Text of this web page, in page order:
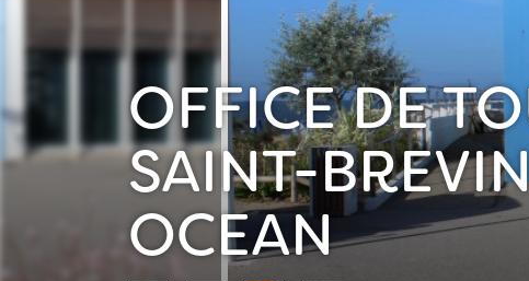
OFFICE DE
SAINT-
OCEAN